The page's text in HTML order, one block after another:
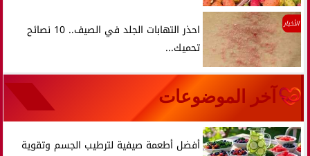
الأخبار
احذر التهابات الجلد في الصيف.. 10 نصائح
تحميك...
آخر الموضوعات
أفضل أطعمة صيفية لترطيب الجسم وتقوية